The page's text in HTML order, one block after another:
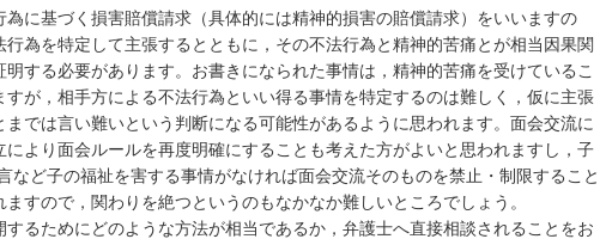
為に基づく損害賠償請求（具体的には精神的損害の賠償請求）をいいますの
行為を特定して主張するとともに，その不法行為と精神的苦痛とが相当因果関
明する必要があります。お書きになられた事情は，精神的苦痛を受けているこ
すが，相手方による不法行為といい得る事情を特定するのは難しく，仮に主張
までは言い難いという判断になる可能性があるように思われます。面会交流に
により面会ルールを再度明確にすることも考えた方がよいと思われますし，子
など子の福祉を害する事情がなければ面会交流そのものを禁止・制限すること
ますので，関わりを絶つというのもなかなか難しいところでしょう。
するためにどのような方法が相当であるか，弁護士へ直接相談されることをお